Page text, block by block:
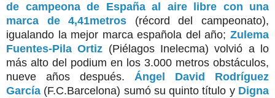
de campeona de España al aire libre con una
marca de 4,41metros (récord del campeonato),
igualando la mejor marca española del año; Zulema
Fuentes-Pila Ortiz (Piélagos Inelecma) volvió a lo
más alto del podium en los 3.000 metros obstáculos,
nueve años después. Ángel David Rodríguez
García (F.C.Barcelona) sumó su quinto título y Digna